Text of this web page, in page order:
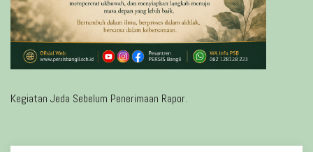
Kegiatan Jeda Sebelum Penerimaan Rapor.